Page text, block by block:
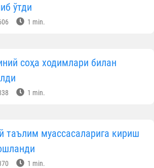
ўтди
1 min.
соҳа ходимлари билан
1 min.
таълим муассасаларига кириш
1 min.